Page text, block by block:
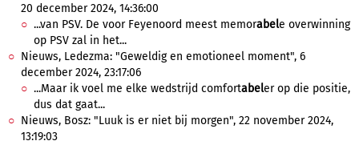
20 december 2024, 14:36:00
...van PSV. De voor Feyenoord meest memorabele overwinning
op PSV zal in het...
Nieuws, Ledezma: "Geweldig en emotioneel moment", 6
december 2024, 23:17:06
...Maar ik voel me elke wedstrijd comfortabeler op die positie,
dus dat gaat...
Nieuws, Bosz: "Luuk is er niet bij morgen", 22 november 2024,
13:19:03